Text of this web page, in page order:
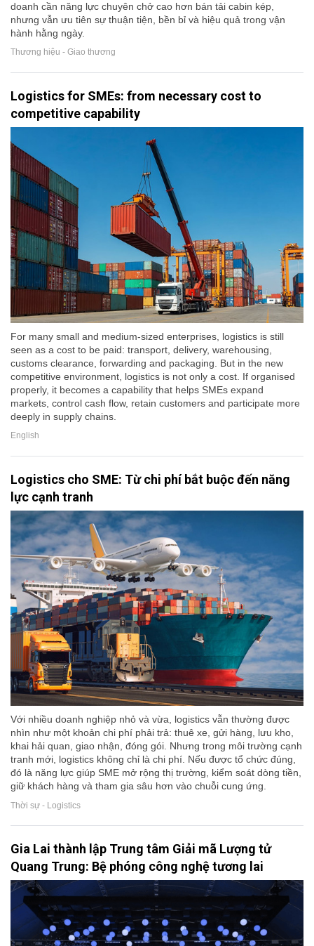
doanh cần năng lực chuyên chở cao hơn bán tải cabin kép,
nhưng vẫn ưu tiên sự thuận tiện, bền bỉ và hiệu quả trong vận
hành hằng ngày.
Thương hiệu - Giao thương
Logistics for SMEs: from necessary cost to
competitive capability
For many small and medium-sized enterprises, logistics is still
seen as a cost to be paid: transport, delivery, warehousing,
customs clearance, forwarding and packaging. But in the new
competitive environment, logistics is not only a cost. If organised
properly, it becomes a capability that helps SMEs expand
markets, control cash flow, retain customers and participate more
deeply in supply chains.
English
Logistics cho SME: Từ chi phí bắt buộc đến năng
lực cạnh tranh
Với nhiều doanh nghiệp nhỏ và vừa, logistics vẫn thường được
nhìn như một khoản chi phí phải trả: thuê xe, gửi hàng, lưu kho,
khai hải quan, giao nhận, đóng gói. Nhưng trong môi trường cạnh
tranh mới, logistics không chỉ là chi phí. Nếu được tổ chức đúng,
đó là năng lực giúp SME mở rộng thị trường, kiểm soát dòng tiền,
giữ khách hàng và tham gia sâu hơn vào chuỗi cung ứng.
Thời sự - Logistics
Gia Lai thành lập Trung tâm Giải mã Lượng tử
Quang Trung: Bệ phóng công nghệ tương lai